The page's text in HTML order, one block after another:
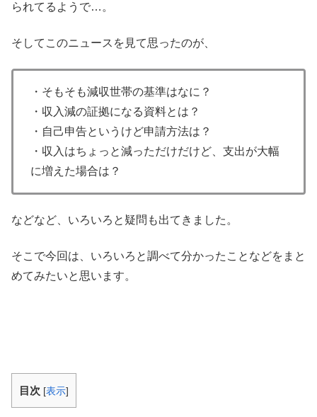
られてるようで…。
そしてこのニュースを見て思ったのが、
・そもそも減収世帯の基準はなに？
・収入減の証拠になる資料とは？
・自己申告というけど申請方法は？
・収入はちょっと減っただけだけど、支出が大幅
に増えた場合は？
などなど、いろいろと疑問も出てきました。
そこで今回は、いろいろと調べて分かったことなどをまと
めてみたいと思います。
目次 [表示]